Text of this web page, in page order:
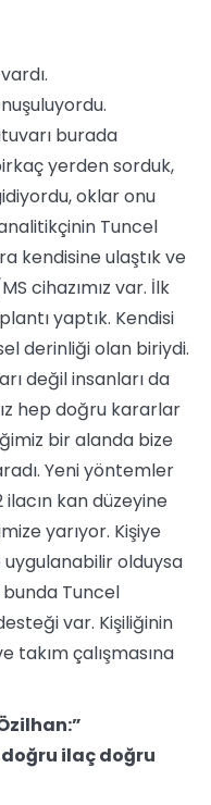
burada
yerden sorduk,
oklar onu
Tuncel
kendisine ulaştık ve
cihazımız var. İlk
yaptık. Kendisi
derinliği olan biriydi.
değil insanları da
hep doğru kararlar
bir alanda bize
Yeni yöntemler
kan düzeyine
yarıyor. Kişiye
uygulanabilir olduysa
Tuncel
var. Kişiliğinin
takım çalışmasına
ilaç doğru